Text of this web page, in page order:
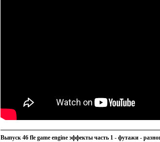
Выпуск 46 fle game engine эффекты часть 1 - футажи -